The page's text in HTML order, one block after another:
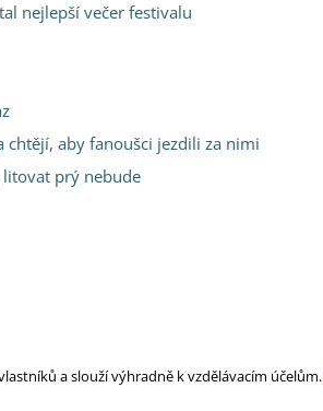
nejlepší večer festivalu
chtějí, aby fanoušci jezdili za nimi
litovat prý nebude
a slouží výhradně k vzdělávacím účelům.